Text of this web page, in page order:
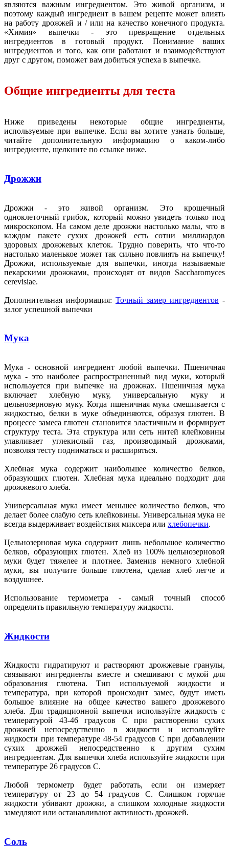
являются важным ингредиентом. Это живой организм, и
поэтому каждый ингредиент в вашем рецепте может влиять
на работу дрожжей и / или на качество конечного продукта.
«Химия» выпечки - это превращение отдельных
ингредиентов в готовый продукт. Понимание ваших
ингредиентов и того, как они работают и взаимодействуют
друг с другом, поможет вам добиться успеха в выпечке.
Общие ингредиенты для теста
Ниже приведены некоторые общие ингредиенты,
используемые при выпечке. Если вы хотите узнать больше,
читайте дополнительную информацию о каком-либо
ингредиенте, щелкните по ссылке ниже.
Дрожжи
Дрожжи - это живой организм. Это крошечный
одноклеточный грибок, который можно увидеть только под
микроскопом. На самом деле дрожжи настолько малы, что в
каждом пакете сухих дрожжей есть сотни миллиардов
здоровых дрожжевых клеток. Трудно поверить, что что-то
настолько маленькое может так сильно повлиять на выпечку!
Дрожжи, используемые для выпечки, иногда называемые
пекарскими дрожжами, происходят от видов Saccharomyces
cerevisiae.
Дополнительная информация: Точный замер ингредиентов -
залог успешной выпечки
Мука
Мука - основной ингредиент любой выпечки. Пшеничная
мука - это наиболее распространенный вид муки, который
используется при выпечке на дрожжах. Пшеничная мука
включает хлебную муку, универсальную муку и
цельнозерновую муку. Когда пшеничная мука смешивается с
жидкостью, белки в муке объединяются, образуя глютен. В
процессе замеса глютен становится эластичным и формирует
структуру теста. Эта структура или сеть нитей клейковины
улавливает углекислый газ, производимый дрожжами,
позволяя тесту подниматься и расширяться.
Хлебная мука содержит наибольшее количество белков,
образующих глютен. Хлебная мука идеально подходит для
дрожжевого хлеба.
Универсальная мука имеет меньшее количество белков, что
делает более слабую сеть клейковины. Универсальная мука не
всегда выдерживает воздействия миксера или хлебопечки.
Цельнозерновая мука содержит лишь небольшое количество
белков, образующих глютен. Хлеб из 100% цельнозерновой
муки будет тяжелее и плотнее. Заменив немного хлебной
муки, вы получите больше глютена, сделав хлеб легче и
воздушнее.
Использование термометра - самый точный способ
определить правильную температуру жидкости.
Жидкости
Жидкости гидратируют и растворяют дрожжевые гранулы,
связывают ингредиенты вместе и смешивают с мукой для
образования глютена. Тип используемой жидкости и
температура, при которой происходит замес, будут иметь
большое влияние на общее качество вашего дрожжевого
хлеба. Для традиционной выпечки используйте жидкость с
температурой 43-46 градусов С при растворении сухих
дрожжей непосредственно в жидкости и используйте
жидкости при температуре 48-54 градусов С при добавлении
сухих дрожжей непосредственно к другим сухим
ингредиентам. Для выпечки хлеба используйте жидкости при
температуре 26 градусов С.
Любой термометр будет работать, если он измеряет
температуру от 23 до 54 градусов С. Слишком горячие
жидкости убивают дрожжи, а слишком холодные жидкости
замедляют или останавливают активность дрожжей.
Соль